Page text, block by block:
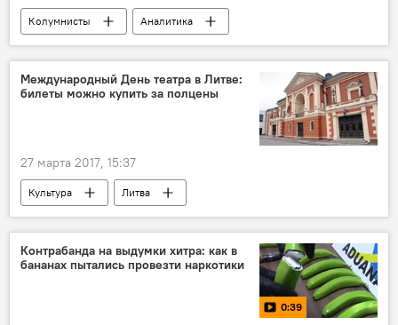
Колумнисты
Аналитика
Экономика
Молочная отрасль Литвы
Литва
молочная продукция
молочный сектор Литвы
Международный День театра в Литве:
билеты можно купить за полцены
27 марта 2017, 15:37
Культура
Литва
Международный день театра
билет
полцены
Контрабанда на выдумки хитра: как в
бананах пытались провезти наркотики
0:39